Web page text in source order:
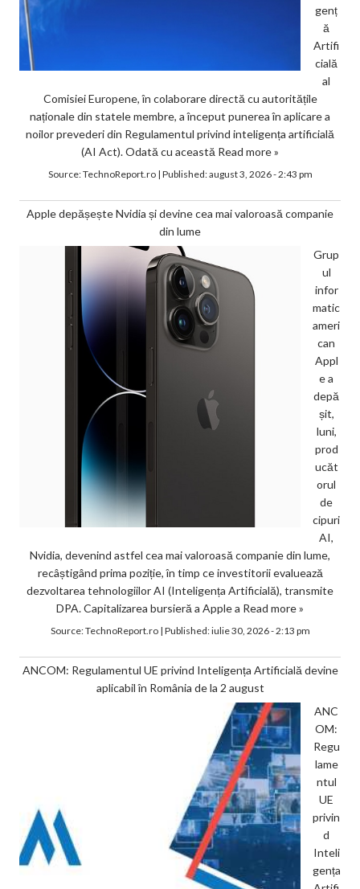
genț
ă
Artifi
cială
al
Comisiei Europene, în colaborare directă cu autoritățile
naționale din statele membre, a început punerea în aplicare a
noilor prevederi din Regulamentul privind inteligența artificială
(AI Act). Odată cu această Read more »
Source:TechnoReport.ro| Published:august 3, 2026 - 2:43 pm
Apple depășește Nvidia și devine cea mai valoroasă companie
din lume
Grup
ul
infor
matic
ameri
can
Appl
e a
depă
șit,
luni,
prod
ucăt
orul
de
cipuri
AI,
Nvidia, devenind astfel cea mai valoroasă companie din lume,
recâștigând prima poziție, în timp ce investitorii evaluează
dezvoltarea tehnologiilor AI (Inteligența Artificială), transmite
DPA. Capitalizarea bursieră a Apple a Read more »
Source:TechnoReport.ro| Published:iulie 30, 2026 - 2:13 pm
ANCOM: Regulamentul UE privind Inteligența Artificială devine
aplicabil în România de la 2 august
ANC
OM:
Regu
lame
ntul
UE
privin
d
Inteli
gența